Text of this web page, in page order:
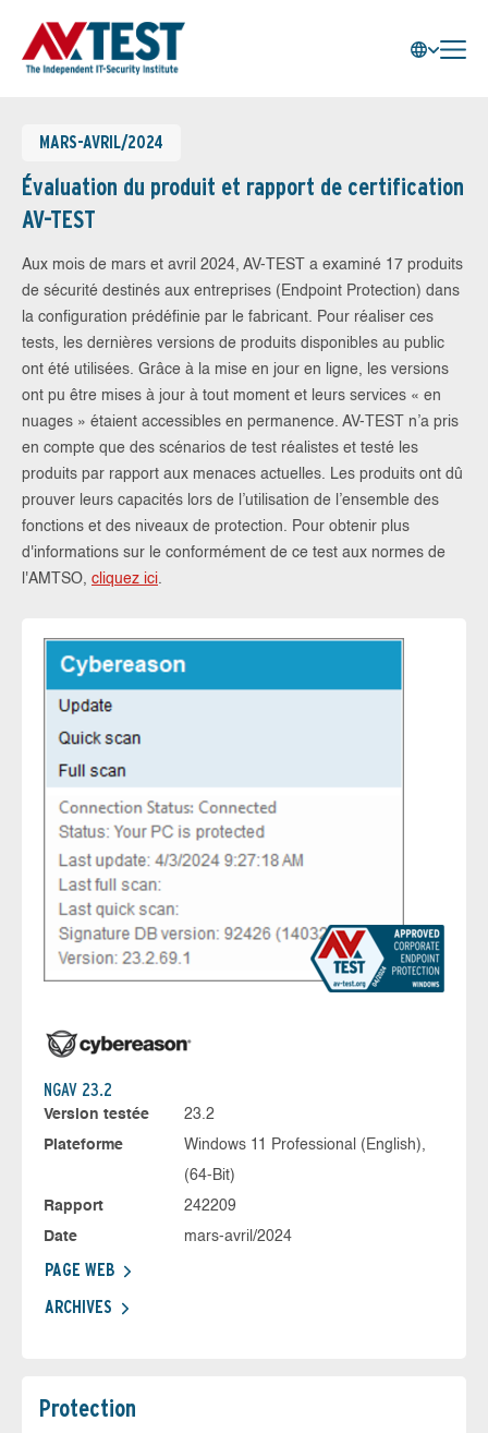
MARS-AVRIL/2024
Évaluation du produit et rapport de certification
AV-TEST
Aux mois de mars et avril 2024, AV-TEST a examiné 17 produits
de sécurité destinés aux entreprises (Endpoint Protection) dans
la configuration prédéfinie par le fabricant. Pour réaliser ces
tests, les dernières versions de produits disponibles au public
ont été utilisées. Grâce à la mise en jour en ligne, les versions
ont pu être mises à jour à tout moment et leurs services « en
nuages » étaient accessibles en permanence. AV-TEST n’a pris
en compte que des scénarios de test réalistes et testé les
produits par rapport aux menaces actuelles. Les produits ont dû
prouver leurs capacités lors de l’utilisation de l’ensemble des
fonctions et des niveaux de protection. Pour obtenir plus
d'informations sur le conformément de ce test aux normes de
l'AMTSO, cliquez ici.
NGAV 23.2
Version testée
23.2
Plateforme
Windows 11 Professional (English),
(64-Bit)
Rapport
242209
Date
mars-avril/2024
PAGE WEB
ARCHIVES
Protection